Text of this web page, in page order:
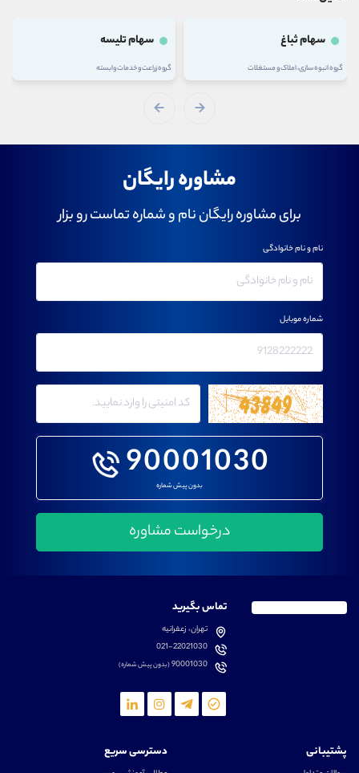
سهام ثباغ
گروه انبوه سازی، املاک و مستغلات
سهام تلیسه
گروه زراعت و خدمات وابسته
مشاوره رایگان
برای مشاوره رایگان نام و شماره تماست رو بزار
90001030
بدون پیش شماره
نام و نام خانوادگی
شماره موبایل
تماس بگیرید
تهران، زعفرانیه
021-22021030
90001030(بدون پیش شماره)
پشتیبانی دسترسی سریع